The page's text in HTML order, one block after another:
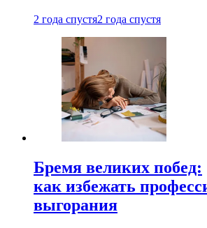
2 года спустя2 года спустя
Бремя великих побед:
как избежать
выгорания